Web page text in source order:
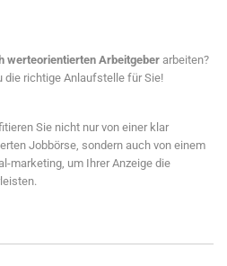
werteorientierten Arbeitgeber arbeiten?
die richtige Anlaufstelle für Sie!
Sie nicht nur von einer klar
Jobbörse, sondern auch von einem
marketing, um Ihrer Anzeige die